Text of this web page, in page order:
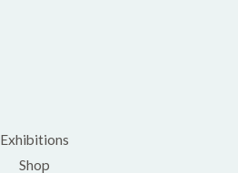
Exhibitions
Shop